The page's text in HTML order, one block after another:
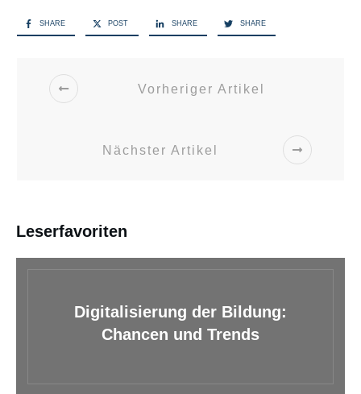
SHARE POST SHARE SHARE
Vorheriger Artikel
Nächster Artikel
Leserfavoriten
Digitalisierung der Bildung:
Chancen und Trends